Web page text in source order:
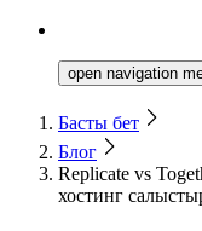
open navigation
Басты бет
Блог
Replicate vs
хостинг